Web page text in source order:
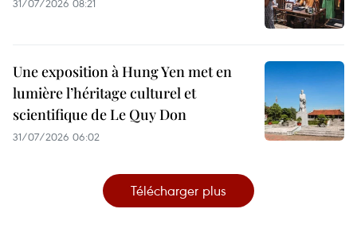
31/07/2026 08:21
Une exposition à Hung Yen met en
lumière l’héritage culturel et
scientifique de Le Quy Don
31/07/2026 06:02
Télécharger plus